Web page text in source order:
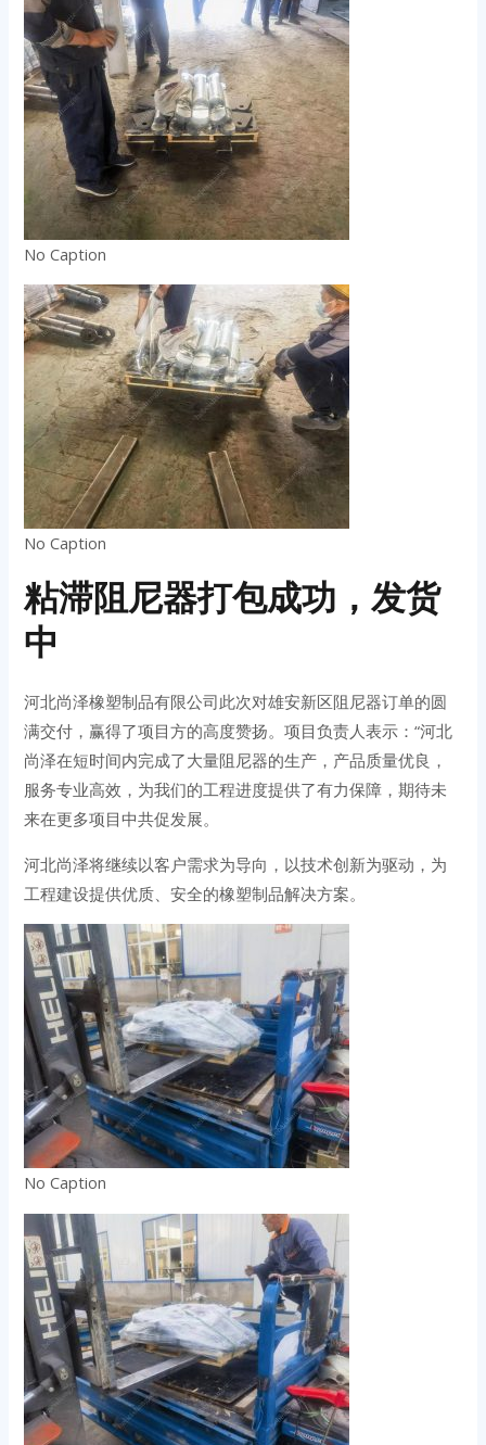
No Caption
No Caption
粘滞阻尼器打包成功，发货
中
河北尚泽橡塑制品有限公司此次对雄安新区阻尼器订单的圆
满交付，赢得了项目方的高度赞扬。项目负责人表示：“河北
尚泽在短时间内完成了大量阻尼器的生产，产品质量优良，
服务专业高效，为我们的工程进度提供了有力保障，期待未
来在更多项目中共促发展。
河北尚泽将继续以客户需求为导向，以技术创新为驱动，为
工程建设提供优质、安全的橡塑制品解决方案。
No Caption